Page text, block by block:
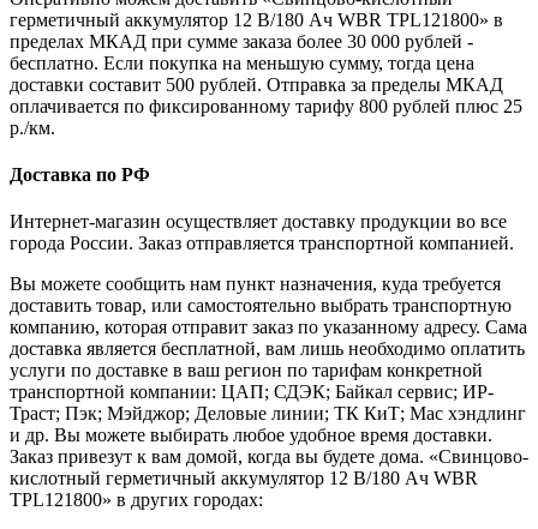
герметичный аккумулятор 12 В/180 Ач WBR TPL121800» в
пределах МКАД при сумме заказа более 30 000 рублей -
бесплатно. Если покупка на меньшую сумму, тогда цена
доставки составит 500 рублей. Отправка за пределы МКАД
оплачивается по фиксированному тарифу 800 рублей плюс 25
р./км.
Доставка по РФ
Интернет-магазин осуществляет доставку продукции во все
города России. Заказ отправляется транспортной компанией.
Вы можете сообщить нам пункт назначения, куда требуется
доставить товар, или самостоятельно выбрать транспортную
компанию, которая отправит заказ по указанному адресу. Сама
доставка является бесплатной, вам лишь необходимо оплатить
услуги по доставке в ваш регион по тарифам конкретной
транспортной компании: ЦАП; СДЭК; Байкал сервис; ИР-
Траст; Пэк; Мэйджор; Деловые линии; ТК КиТ; Мас хэндлинг
и др. Вы можете выбирать любое удобное время доставки.
Заказ привезут к вам домой, когда вы будете дома. «Свинцово-
кислотный герметичный аккумулятор 12 В/180 Ач WBR
TPL121800» в других городах: